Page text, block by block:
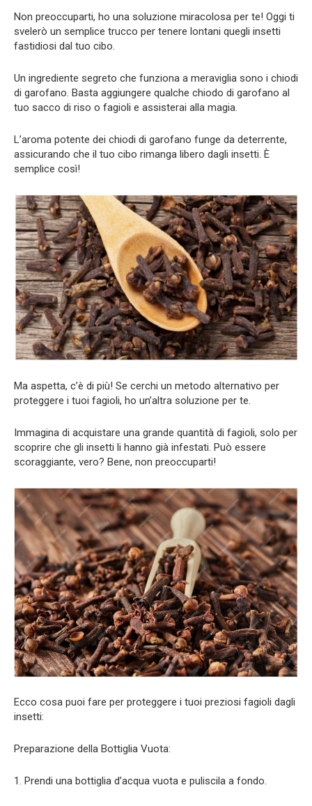
Non preoccuparti, ho una soluzione miracolosa per te! Oggi ti
svelerò un semplice trucco per tenere lontani quegli insetti
fastidiosi dal tuo cibo.
Un ingrediente segreto che funziona a meraviglia sono i chiodi
di garofano. Basta aggiungere qualche chiodo di garofano al
tuo sacco di riso o fagioli e assisterai alla magia.
L’aroma potente dei chiodi di garofano funge da deterrente,
assicurando che il tuo cibo rimanga libero dagli insetti. È
semplice così!
Ma aspetta, c’è di più! Se cerchi un metodo alternativo per
proteggere i tuoi fagioli, ho un’altra soluzione per te.
Immagina di acquistare una grande quantità di fagioli, solo per
scoprire che gli insetti li hanno già infestati. Può essere
scoraggiante, vero? Bene, non preoccuparti!
Ecco cosa puoi fare per proteggere i tuoi preziosi fagioli dagli
insetti:
Preparazione della Bottiglia Vuota:
1. Prendi una bottiglia d’acqua vuota e puliscila a fondo.